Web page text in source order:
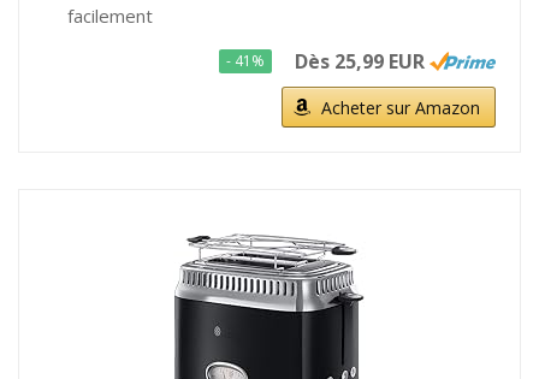
facilement
- 41% Dès 25,99 EUR
Acheter sur Amazon